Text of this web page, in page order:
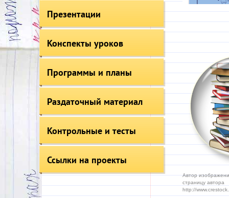
Презентации
Конспекты уроков
Программы и планы
Раздаточный материал
Контрольные и тесты
Ссылки на проекты
Автор
страницу автора
http://